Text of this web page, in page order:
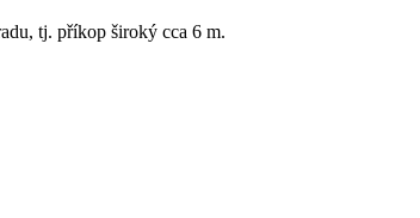
tj. příkop široký cca 6 m.